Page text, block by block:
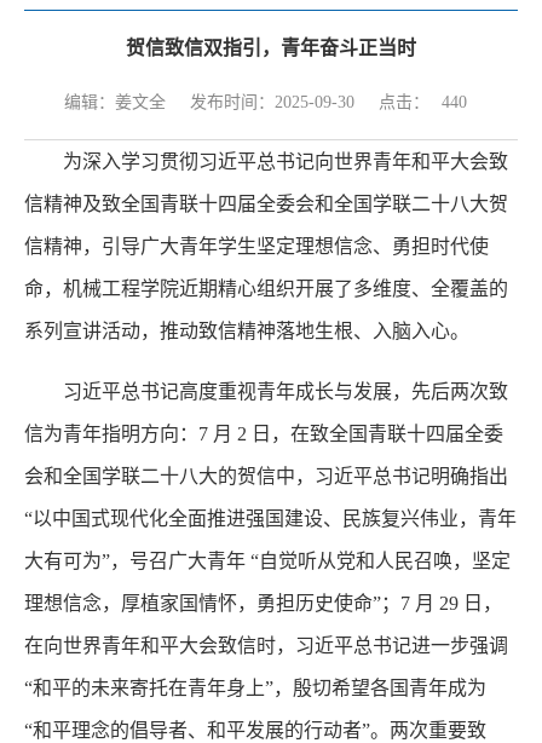
贺信致信双指引，青年奋斗正当时
编辑：姜文全 发布时间：2025-09-30 点击： 440
为深入学习贯彻习近平总书记向世界青年和平大会致
信精神及致全国青联十四届全委会和全国学联二十八大贺
信精神，引导广大青年学生坚定理想信念、勇担时代使
命，机械工程学院近期精心组织开展了多维度、全覆盖的
系列宣讲活动，推动致信精神落地生根、入脑入心。
习近平总书记高度重视青年成长与发展，先后两次致
信为青年指明方向：7 月 2 日，在致全国青联十四届全委
会和全国学联二十八大的贺信中，习近平总书记明确指出
“以中国式现代化全面推进强国建设、民族复兴伟业，青年
大有可为”，号召广大青年 “自觉听从党和人民召唤，坚定
理想信念，厚植家国情怀，勇担历史使命”；7 月 29 日，
在向世界青年和平大会致信时，习近平总书记进一步强调
“和平的未来寄托在青年身上”，殷切希望各国青年成为
“和平理念的倡导者、和平发展的行动者”。两次重要致